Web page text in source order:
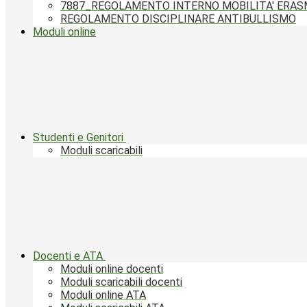
7887_REGOLAMENTO INTERNO MOBILITA'
REGOLAMENTO DISCIPLINARE ANTIBULLISMO
Moduli online
Studenti e Genitori
Moduli scaricabili
Docenti e ATA
Moduli online docenti
Moduli scaricabili docenti
Moduli online ATA